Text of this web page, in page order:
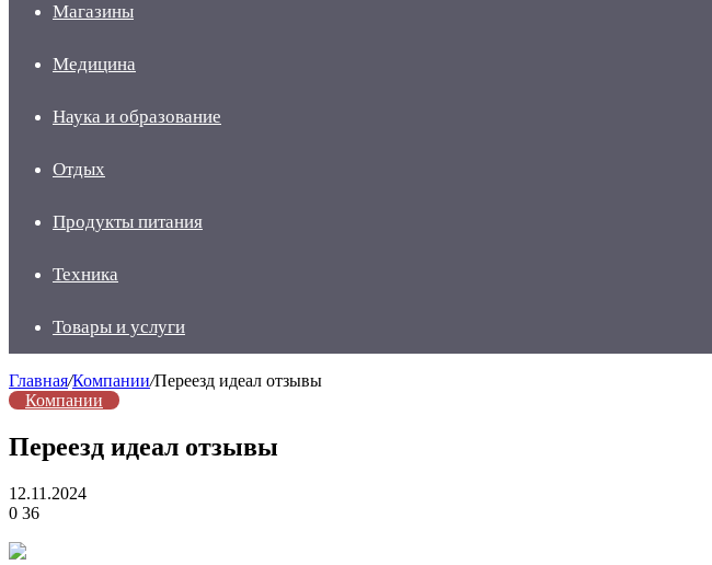
Магазины
Медицина
Наука и образование
Отдых
Продукты питания
Техника
Товары и услуги
Главная/Компании/Переезд идеал отзывы
Компании
Переезд идеал отзывы
12.11.2024
0 36